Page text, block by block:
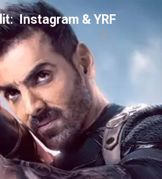
Instagram & YRF